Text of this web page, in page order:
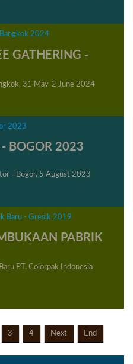
GATHERING -
31 May-2 June 2024
- BOGOR 2023
- Bogor, 5 August 2023
PABRIK
PT. Colorpak Indonesia
3 4 Next End